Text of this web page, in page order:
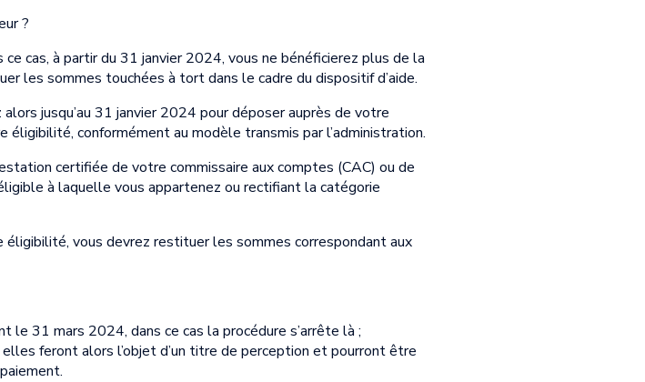
?
cas, à partir du 31 janvier 2024, vous ne bénéficierez plus de la
les sommes touchées à tort dans le cadre du dispositif d’aide.
jusqu’au 31 janvier 2024 pour déposer auprès de votre
conformément au modèle transmis par l’administration.
certifiée de votre commissaire aux comptes (CAC) ou de
à laquelle vous appartenez ou rectifiant la catégorie
vous devrez restituer les sommes correspondant aux
31 mars 2024, dans ce cas la procédure s’arrête là ;
feront alors l’objet d’un titre de perception et pourront être